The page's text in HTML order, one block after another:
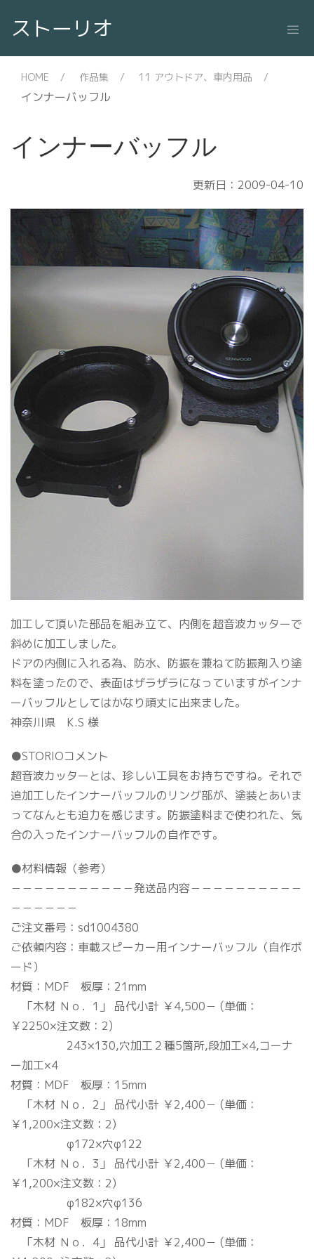
ストーリオ
HOME 作品集 11 アウトドア、車内用品
インナーバッフル
インナーバッフル
更新日：2009-04-10
加工して頂いた部品を組み立て、内側を超音波カッターで
斜めに加工しました。
ドアの内側に入れる為、防水、防振を兼ねて防振剤入り塗
料を塗ったので、表面はザラザラになっていますがインナ
ーバッフルとしてはかなり頑丈に出来ました。
神奈川県 K.S 様
●STORIOコメント
超音波カッターとは、珍しい工具をお持ちですね。それで
追加工したインナーバッフルのリング部が、塗装とあいま
ってなんとも迫力を感じます。防振塗料まで使われた、気
合の入ったインナーバッフルの自作です。
●材料情報（参考）
－－－－－－－－－－－発送品内容－－－－－－－－－－
－－－－－－
ご注文番号：sd1004380
ご依頼内容：車載スピーカー用インナーバッフル（自作ボ
ード）
材質：MDF 板厚：21mm
「木材 Ｎｏ．1」 品代小計 ￥4,500－ (単価：
￥2250×注文数：2)
243×130,穴加工２種5箇所,段加工×4,コーナ
ー加工×4
材質：MDF 板厚：15mm
「木材 Ｎｏ．2」 品代小計 ￥2,400－ (単価：
￥1,200×注文数：2)
φ172×穴φ122
「木材 Ｎｏ．3」 品代小計 ￥2,400－ (単価：
￥1,200×注文数：2)
φ182×穴φ136
材質：MDF 板厚：18mm
「木材 Ｎｏ．4」 品代小計 ￥2,400－ (単価：